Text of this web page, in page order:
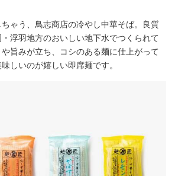
ゃう、鳥志商店の冷やし中華そば。良質
浮羽地方のおいしい地下水でつくられて
旨みが立ち、コシのある麺に仕上がって
しいのが嬉しい即席麺です。